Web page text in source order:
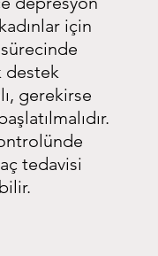
için
destek
gerekirse
tedavisi